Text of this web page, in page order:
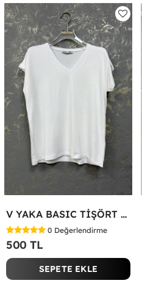
V YAKA BASIC TİŞÖRT Beyaz
0 Değerlendirme
500 TL
SEPETE EKLE